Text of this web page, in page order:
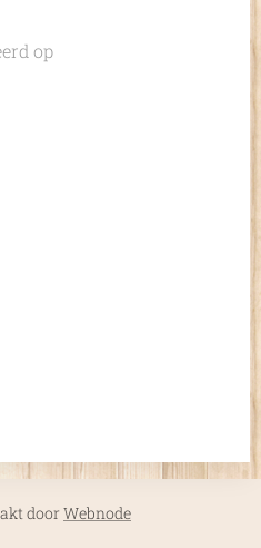
op
doorWebnode